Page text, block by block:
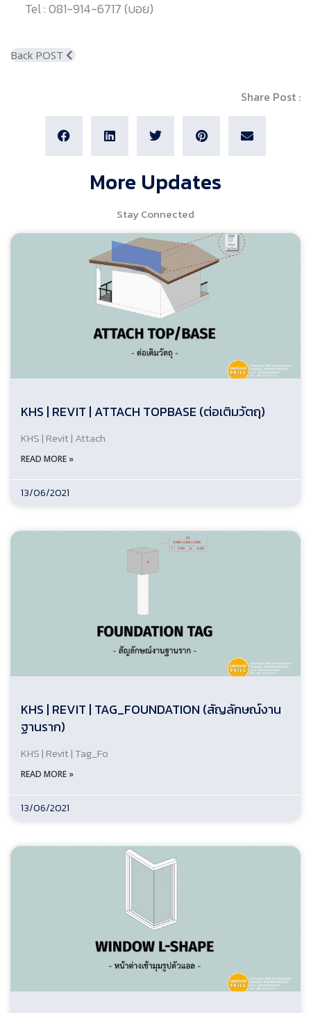
Tel : 081-914-6717 (บอย)
Back POST
Share Post :
More Updates
Stay Connected
KHS | REVIT | ATTACH TOPBASE (ต่อเติมวัตถุ)
KHS | Revit | Attach
READ MORE »
13/06/2021
KHS | REVIT | TAG_FOUNDATION (สัญลักษณ์งาน
ฐานราก)
KHS | Revit | Tag_Fo
READ MORE »
13/06/2021